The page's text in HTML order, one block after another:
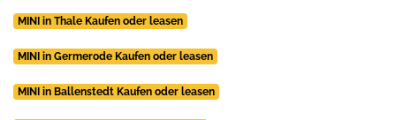
MINI in Thale Kaufen oder leasen
MINI in Germerode Kaufen oder leasen
MINI in Ballenstedt Kaufen oder leasen